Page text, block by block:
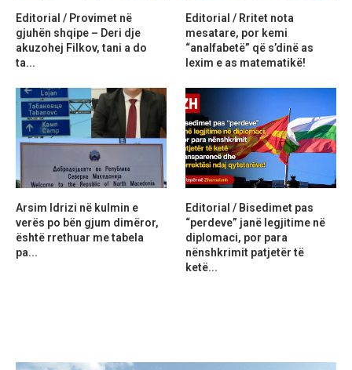
Editorial / Provimet në
gjuhën shqipe – Deri dje
akuzohej Filkov, tani a do
ta...
Editorial / Rritet nota
mesatare, por kemi
“analfabetë” që s’dinë as
lexim e as matematikë!
Arsim Idrizi në kulmin e
verës po bën gjum dimëror,
është rrethuar me tabela
pa...
Editorial / Bisedimet pas
“perdeve” janë legjitime në
diplomaci, por para
nënshkrimit patjetër të
ketë...